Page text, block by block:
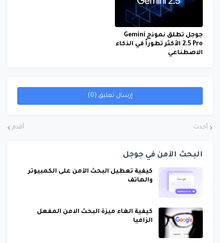
جوجل تطلق نموذج Gemini
2.5 Pro الأكثر تطوراً في الذكاء
الاصطناعي
إرسال تعليق (0)
أحدث أقدم
البحث الآمن في جوجل
كيفية تعطيل البحث الآمن على الكمبيوتر
والهاتف
كيفية الغاء ميزة البحث الامن المفعل
الزاميا